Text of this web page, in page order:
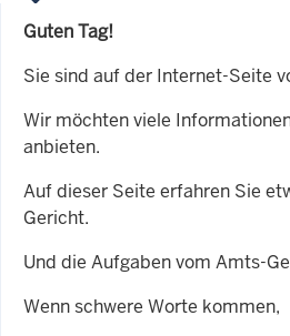
Guten Tag!
Sie sind auf der Internet-Seite
Wir möchten viele
anbieten.
Auf dieser Seite erfahren Sie
Gericht.
Und die Aufgaben vom Amts-
Wenn schwere Worte kommen,